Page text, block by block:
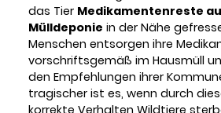
das Tier Medikamentenreste
Mülldeponie in der Nähe
Menschen entsorgen ihre
vorschriftsgemäß im Hausmüll
den Empfehlungen ihrer
tragischer ist es, wenn durch